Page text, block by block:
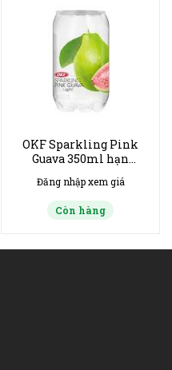
OKF Sparkling Pink
Guava 350ml hạn
Đăng nhập xem giá
Còn hàng